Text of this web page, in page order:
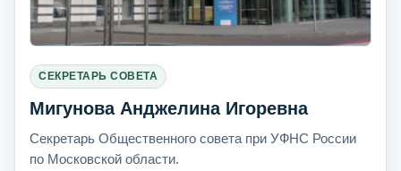
СЕКРЕТАРЬ СОВЕТА
Мигунова Анджелина Игоревна
Секретарь Общественного совета при УФНС России
по Московской области.